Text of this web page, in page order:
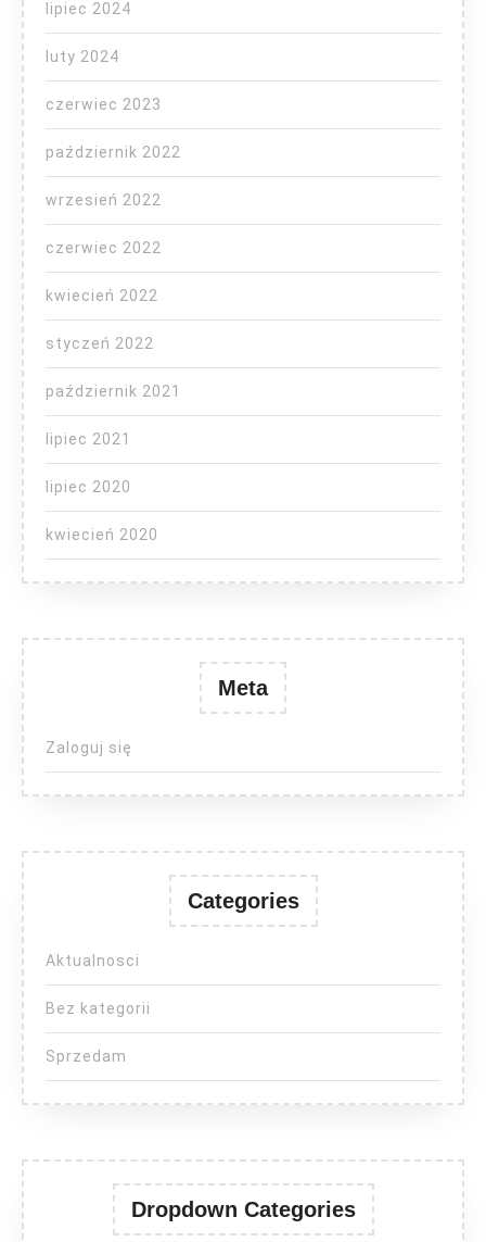
lipiec 2024
luty 2024
czerwiec 2023
październik 2022
wrzesień 2022
czerwiec 2022
kwiecień 2022
styczeń 2022
październik 2021
lipiec 2021
lipiec 2020
kwiecień 2020
Meta
Zaloguj się
Categories
Aktualnosci
Bez kategorii
Sprzedam
Dropdown Categories